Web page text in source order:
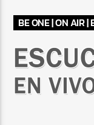
BE ONE | ON AIR |